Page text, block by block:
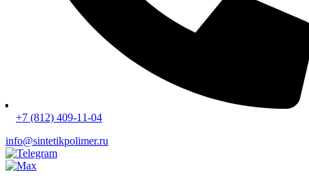
+7 (812) 409-11-04
info@sintetikpolimer.ru